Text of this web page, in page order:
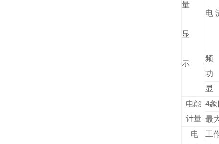
量
显
示
电
频
功
显
电能
计量
4
最
电
工